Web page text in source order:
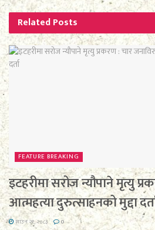
RelatedPosts
FEATURE BREAKING
इटहरीमा सरोज न्यौपाने मृत्यु
आत्महत्या दुरुत्साहनको मुद्दा
साउन २१, २०८३ 0